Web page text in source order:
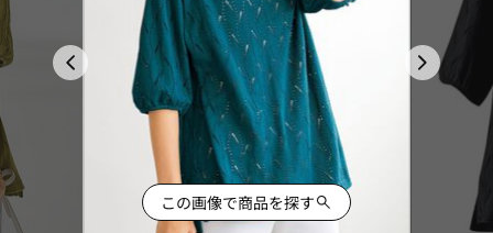
この画像で商品を探す